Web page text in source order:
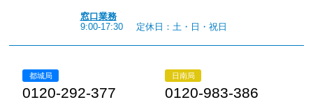
窓口業務
9:00-17:30
定休日：土・日・祝日
都城局
0120-292-377
日南局
0120-983-386